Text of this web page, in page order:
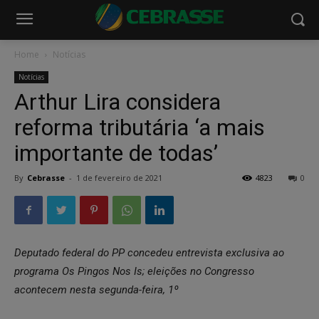
Home Notícias
Notícias
Arthur Lira considera
reforma tributária ‘a mais
importante de todas’
By Cebrasse - 1 de fevereiro de 2021 0
4823
Deputado federal do PP concedeu entrevista exclusiva ao
programa Os Pingos Nos Is; eleições no Congresso
acontecem nesta segunda-feira, 1º